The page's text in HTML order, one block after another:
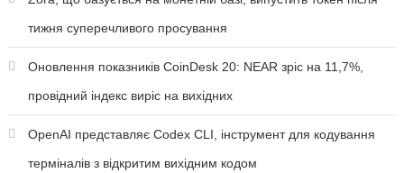
тижня суперечливого просування
Оновлення показників CoinDesk 20: NEAR зріс на 11,7%,
провідний індекс виріс на вихідних
OpenAI представляє Codex CLI, інструмент для кодування
терміналів з відкритим вихідним кодом